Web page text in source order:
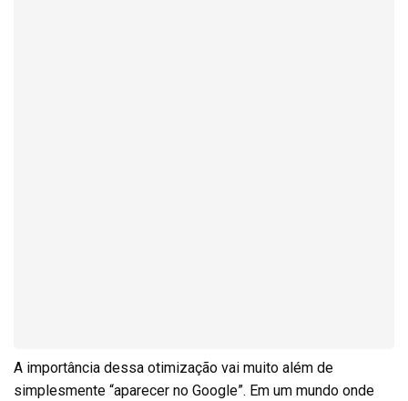
A importância dessa otimização vai muito além de
simplesmente “aparecer no Google”. Em um mundo onde